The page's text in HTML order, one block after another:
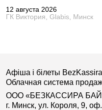
12 августа 2026
ГК Виктория, Glabis, Минск
Афіша і білеты
Облачная система
ООО «БЕЗКАССИРА БАЙ»
г. Минск, ул. Короля, 9,